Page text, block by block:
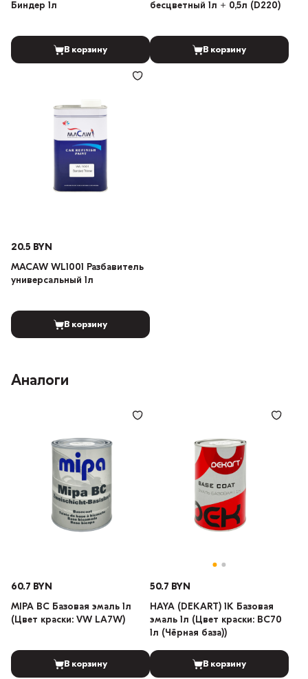
Биндер 1л
В корзину
бесцветный 1л + 0,5л (D220)
В корзину
20.5 BYN
MACAW WL1001 Разбавитель
универсальный 1л
В корзину
Аналоги
60.7 BYN
MIPA BC Базовая эмаль 1л
(Цвет краски: VW LA7W)
В корзину
50.7 BYN
HAYA (DEKART) 1К Базовая
эмаль 1л (Цвет краски: BC70
1л (Чёрная база))
В корзину